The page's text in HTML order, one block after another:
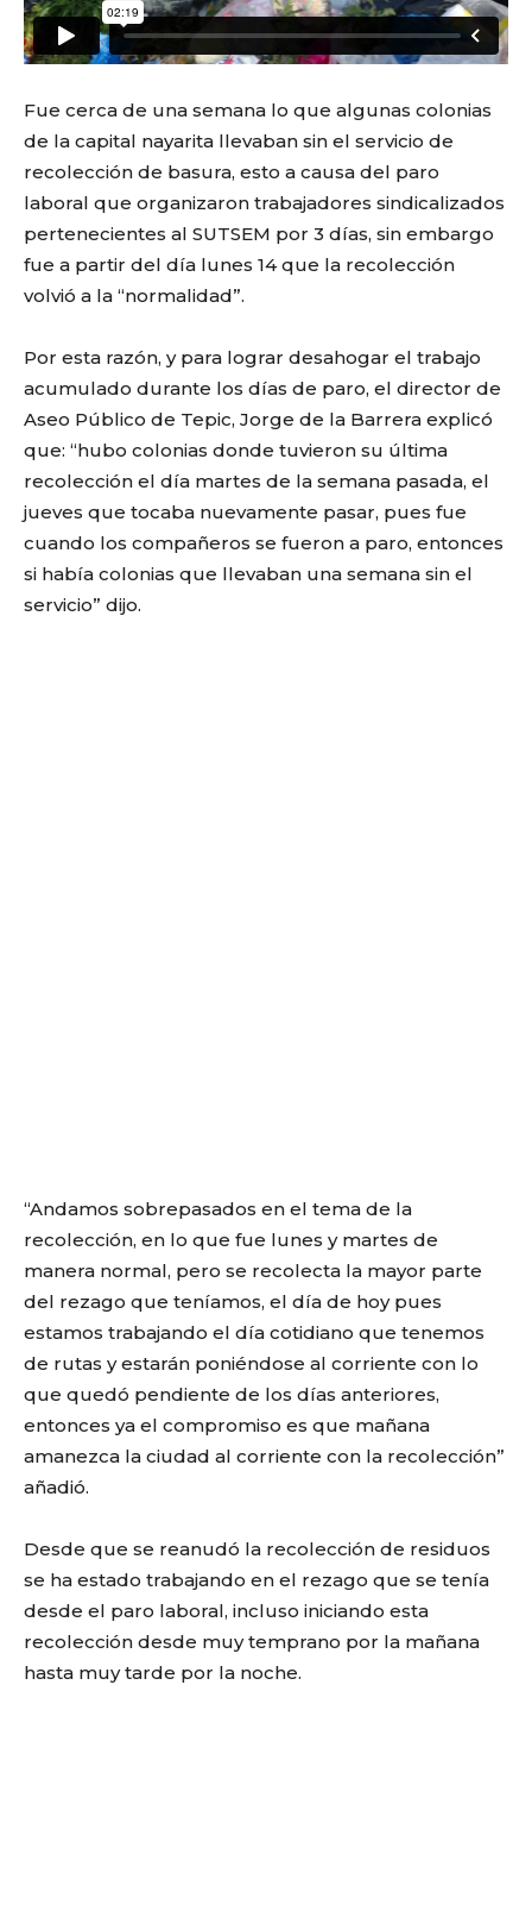
Fue cerca de una semana lo que algunas colonias
de la capital nayarita llevaban sin el servicio de
recolección de basura, esto a causa del paro
laboral que organizaron trabajadores sindicalizados
pertenecientes al SUTSEM por 3 días, sin embargo
fue a partir del día lunes 14 que la recolección
volvió a la “normalidad”.
Por esta razón, y para lograr desahogar el trabajo
acumulado durante los días de paro, el director de
Aseo Público de Tepic, Jorge de la Barrera explicó
que: “hubo colonias donde tuvieron su última
recolección el día martes de la semana pasada, el
jueves que tocaba nuevamente pasar, pues fue
cuando los compañeros se fueron a paro, entonces
si había colonias que llevaban una semana sin el
servicio” dijo.
“Andamos sobrepasados en el tema de la
recolección, en lo que fue lunes y martes de
manera normal, pero se recolecta la mayor parte
del rezago que teníamos, el día de hoy pues
estamos trabajando el día cotidiano que tenemos
de rutas y estarán poniéndose al corriente con lo
que quedó pendiente de los días anteriores,
entonces ya el compromiso es que mañana
amanezca la ciudad al corriente con la recolección”
añadió.
Desde que se reanudó la recolección de residuos
se ha estado trabajando en el rezago que se tenía
desde el paro laboral, incluso iniciando esta
recolección desde muy temprano por la mañana
hasta muy tarde por la noche.